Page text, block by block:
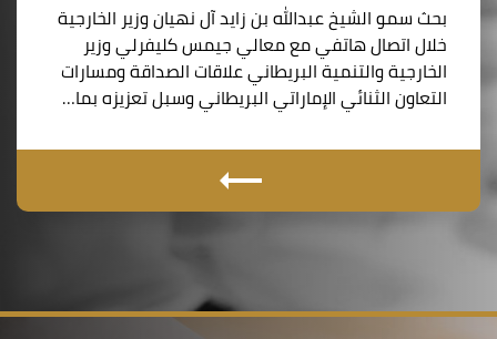
بحث سمو الشيخ عبدالله بن زايد آل نهيان وزير الخارجية
خلال اتصال هاتفي مع معالي جيمس كليفرلي وزير
الخارجية والتنمية البريطاني علاقات الصداقة ومسارات
التعاون الثنائي الإماراتي البريطاني وسبل تعزيزه بما…